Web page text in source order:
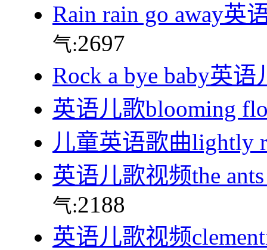
Rain rain go away英
气:2697
Rock a bye baby英
英语儿歌blooming
儿童英语歌曲lightly
英语儿歌视频the
气:2188
英语儿歌视频